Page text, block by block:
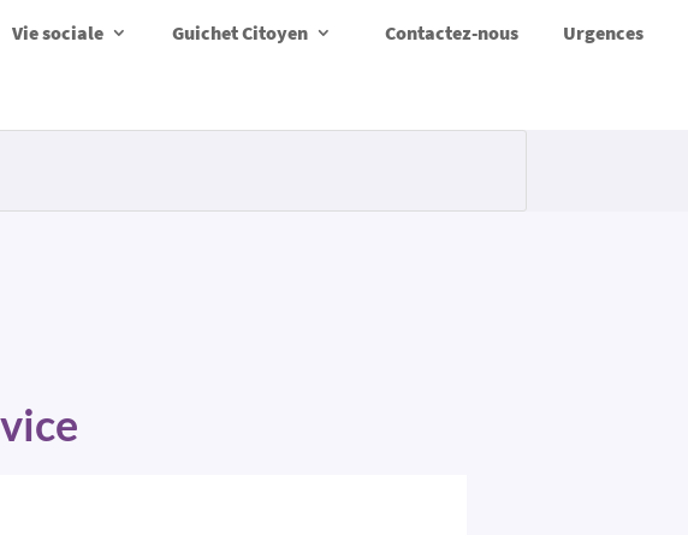
Vie sociale Guichet Citoyen Contactez-nous Urgences